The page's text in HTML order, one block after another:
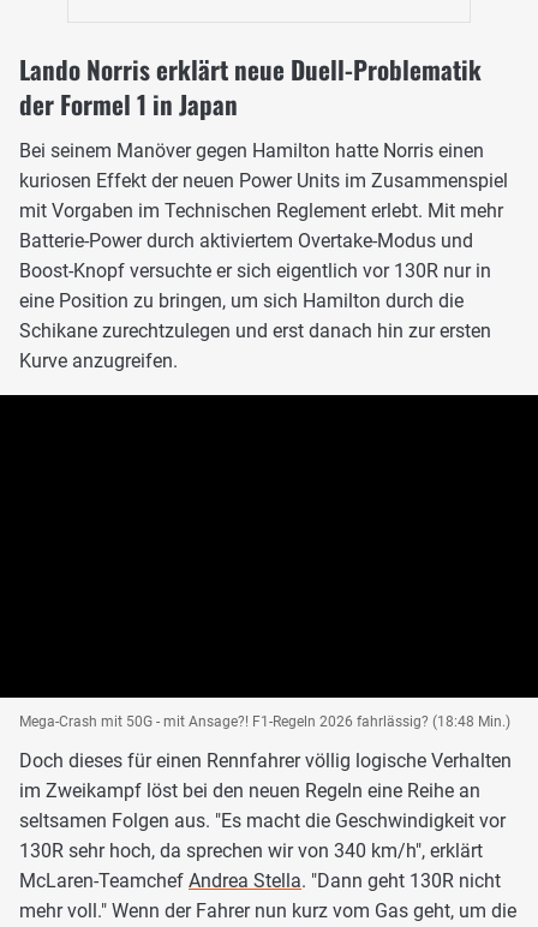
Lando Norris erklärt neue Duell-Problematik
der Formel 1 in Japan
Bei seinem Manöver gegen Hamilton hatte Norris einen
kuriosen Effekt der neuen Power Units im Zusammenspiel
mit Vorgaben im Technischen Reglement erlebt. Mit mehr
Batterie-Power durch aktiviertem Overtake-Modus und
Boost-Knopf versuchte er sich eigentlich vor 130R nur in
eine Position zu bringen, um sich Hamilton durch die
Schikane zurechtzulegen und erst danach hin zur ersten
Kurve anzugreifen.
Mega-Crash mit 50G - mit Ansage?! F1-Regeln 2026 fahrlässig? (18:48 Min.)
Doch dieses für einen Rennfahrer völlig logische Verhalten
im Zweikampf löst bei den neuen Regeln eine Reihe an
seltsamen Folgen aus. "Es macht die Geschwindigkeit vor
130R sehr hoch, da sprechen wir von 340 km/h", erklärt
McLaren-Teamchef Andrea Stella. "Dann geht 130R nicht
mehr voll." Wenn der Fahrer nun kurz vom Gas geht, um die